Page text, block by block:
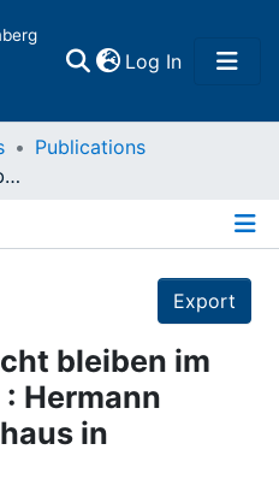
Log In(current)
Publications
"Konnte man nicht bleiben im Märchenland?" : Hermann Essigs Geburtshaus in Truchtelfingen
Export
bleiben im
Hermann
in